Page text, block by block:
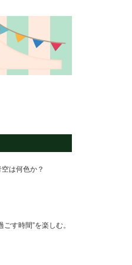
は何色か？
ごす時間”を楽しむ。